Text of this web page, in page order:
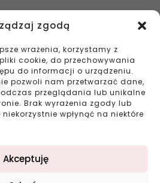
zgodą
wrażenia, korzystamy z
cookie, do przechowywania
do informacji o urządzeniu.
pozwoli nam przetwarzać dane,
przeglądania lub unikalne
Brak wyrażenia zgody lub
wpłynąć na niektóre
Akceptuję
Sieradz,
Łask